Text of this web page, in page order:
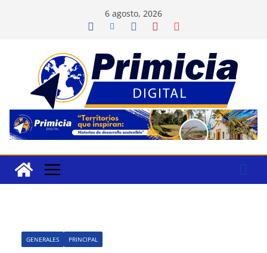
6 agosto, 2026
GENERALES PRINCIPAL